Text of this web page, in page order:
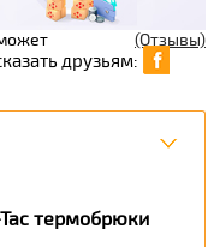
(Отзывы)
друзьям:
термобрюки